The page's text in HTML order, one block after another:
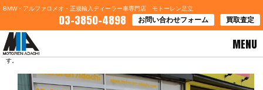
BMW・アルファロメオ・正規輸入ディーラー車専門店 モトーレン足立
03-3850-4898 お問い合わせフォーム 買取査定
MENU
HOME>ブログ一覧
す。